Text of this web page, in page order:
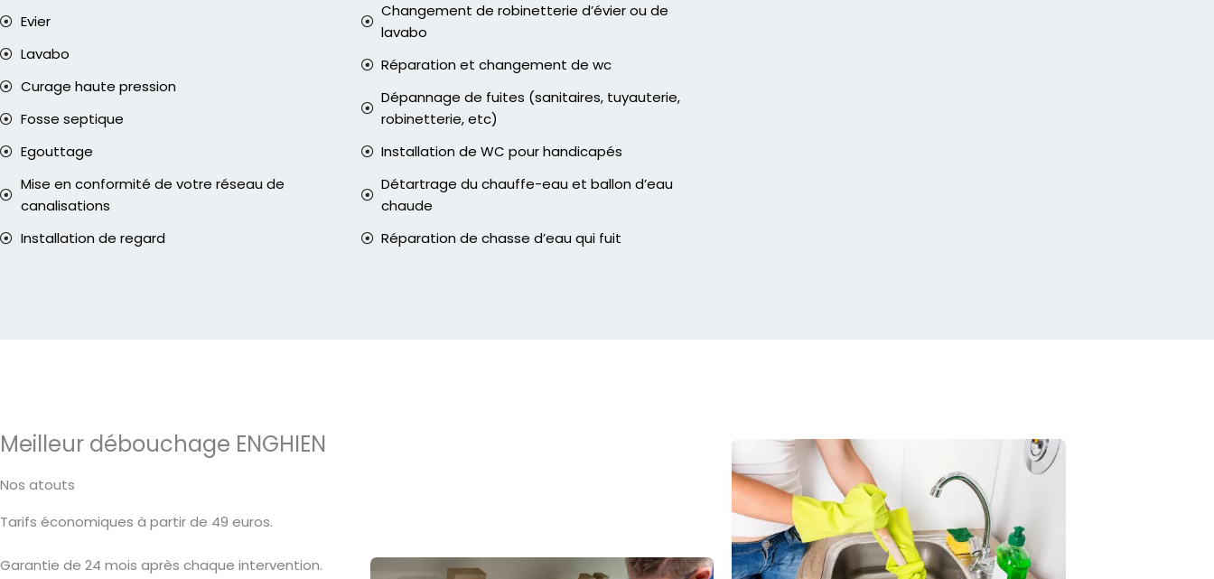
Evier
Lavabo
Curage haute pression
Fosse septique
Egouttage
Mise en conformité de votre réseau de
canalisations
Installation de regard
Changement de robinetterie d’évier ou de
lavabo
Réparation et changement de wc
Dépannage de fuites (sanitaires, tuyauterie,
robinetterie, etc)
Installation de WC pour handicapés
Détartrage du chauffe-eau et ballon d’eau
chaude
Réparation de chasse d’eau qui fuit
Meilleur débouchage ENGHIEN
Nos atouts
Tarifs économiques à partir de 49 euros.
Garantie de 24 mois après chaque intervention.